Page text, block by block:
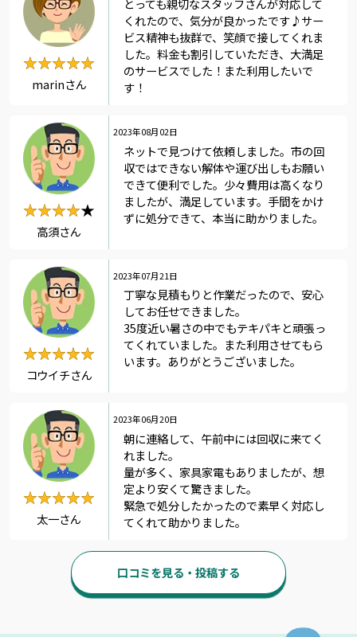
★★★★★
★★★★★
marinさん
とっても親切なスタッフさんが対応して
くれたので、気分が良かったです♪サー
ビス精神も抜群で、笑顔で接してくれま
した。料金も割引していただき、大満足
のサービスでした！また利用したいで
す！
2023年08月02日
★★★★★
★★★★
高須さん
ネットで見つけて依頼しました。市の回
収ではできない解体や運び出しもお願い
できて便利でした。少々費用は高くなり
ましたが、満足しています。手間をかけ
ずに処分できて、本当に助かりました。
2023年07月21日
★★★★★
★★★★★
コウイチさん
丁寧な見積もりと作業だったので、安心
してお任せできました。
35度近い暑さの中でもテキパキと頑張っ
てくれていました。また利用させてもら
います。ありがとうございました。
2023年06月20日
★★★★★
★★★★★
太一さん
朝に連絡して、午前中には回収に来てく
れました。
量が多く、家具家電もありましたが、想
定より安くて驚きました。
緊急で処分したかったので素早く対応し
てくれて助かりました。
口コミを見る・投稿する